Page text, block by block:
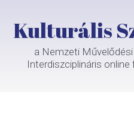
Kulturális
a Nemzeti
Interdiszciplináris